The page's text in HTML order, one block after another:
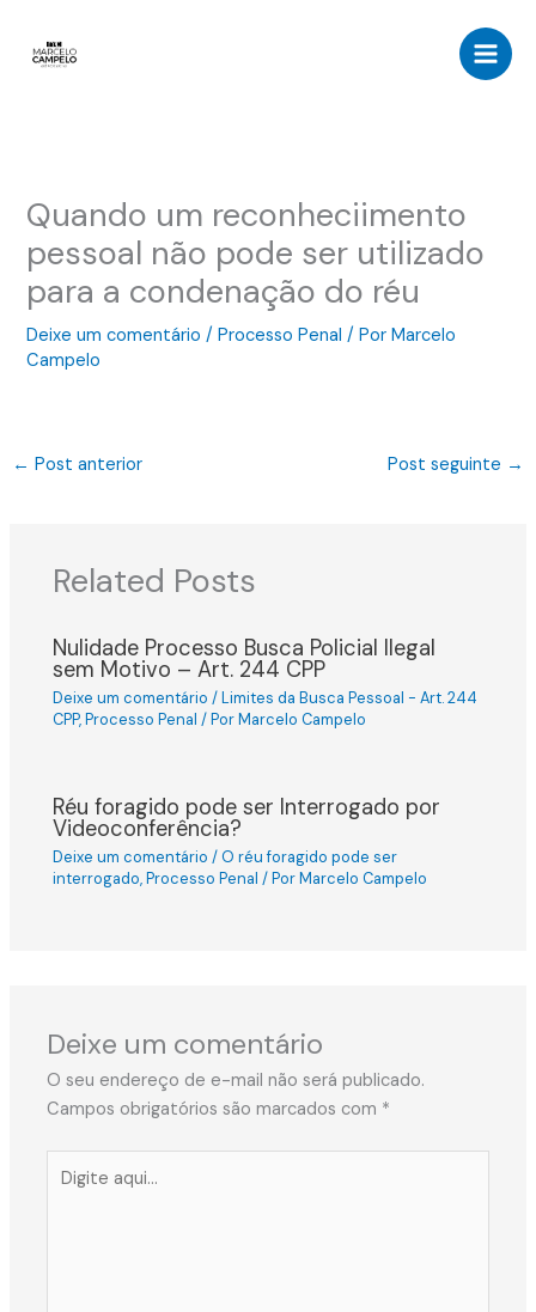
Quando um reconheciimento
pessoal não pode ser utilizado
para a condenação do réu
Deixe um comentário /Processo Penal / PorMarcelo
Campelo
← Post anterior Post seguinte →
Related Posts
Nulidade Processo Busca Policial Ilegal
sem Motivo – Art. 244 CPP
Deixe um comentário /Limites da Busca Pessoal - Art. 244
CPP,Processo Penal / PorMarcelo Campelo
Réu foragido pode ser Interrogado por
Videoconferência?
Deixe um comentário / O réu foragido pode ser
interrogado,Processo Penal / PorMarcelo Campelo
Deixe um comentário
O seu endereço de e-mail não será publicado.
Campos obrigatórios são marcados com *
aqui...